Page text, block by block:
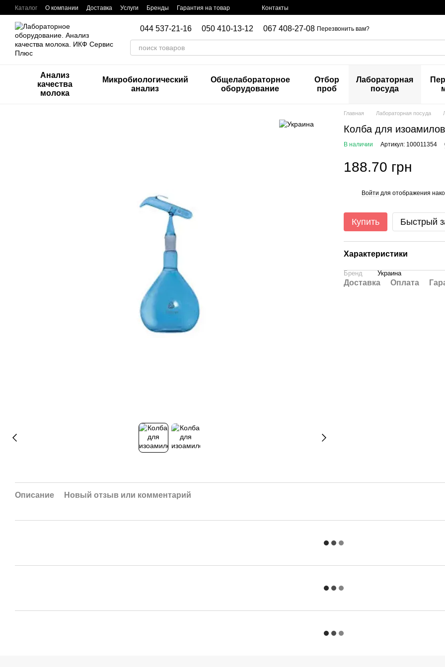
Перейти к основному контенту
Каталог О компании Доставка Услуги Бренды Гарантия на товар Контакты
044 537-21-16 050 410-13-12 067 408-27-08 Перезвонить вам?
Анализ
качества
молока
Микробиологический
анализ
Общелабораторное
оборудование
Отбор
проб
Лабораторная
посуда
Главная Лабораторная посуда
Колба для
В наличии Артикул: 100011354
188.70 грн
Войти для отображения
Купить Быстрый
Характеристики
Бренд Украина
Доставка Оплата
Описание Новый отзыв или комментарий